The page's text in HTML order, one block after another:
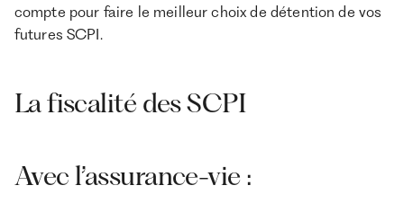
compte pour faire le meilleur choix de détention de vos
futures SCPI.
La fiscalité des SCPI
Avec l’assurance-vie :